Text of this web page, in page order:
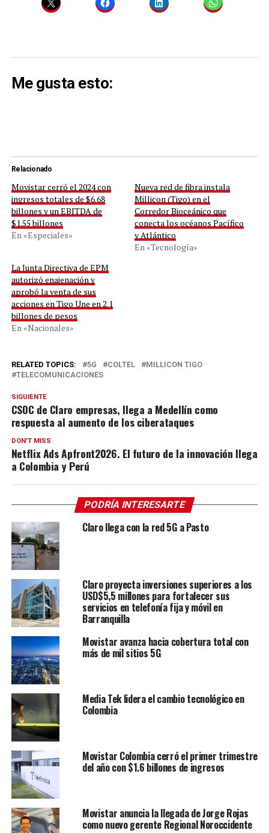
Me gusta esto:
Relacionado
Movistar cerró el 2024 con
ingresos totales de $6.68
billones y un EBITDA de
$1.55 billones
En «Especiales»
Nueva red de fibra instala
Millicon (Tigo) en el
Corredor Bioceánico que
conecta los océanos Pacífico
y Atlántico
En «Tecnología»
La Junta Directiva de EPM
autorizó enajenación y
aprobó la venta de sus
acciones en Tigo Une en 2.1
billones de pesos
En «Nacionales»
RELATED TOPICS: 5G COLTEL
MILLICON TIGO
TELECOMUNICACIONES
SIGUIENTE
CSOC de Claro empresas, llega a Medellín como
respuesta al aumento de los ciberataques
DON'T MISS
Netflix Ads Apfront2026. El futuro de la innovación llega
a Colombia y Perú
PODRÍA INTERESARTE
Claro llega con la red 5G a Pasto
Claro proyecta inversiones superiores a los
USD$5,5 millones para fortalecer sus
servicios en telefonía fija y móvil en
Barranquilla
Movistar avanza hacia cobertura total con
más de mil sitios 5G
Media Tek lidera el cambio tecnológico en
Colombia
Movistar Colombia cerró el primer trimestre
del año con $1.6 billones de ingresos
Movistar anuncia la llegada de Jorge Rojas
como nuevo gerente Regional Noroccidente